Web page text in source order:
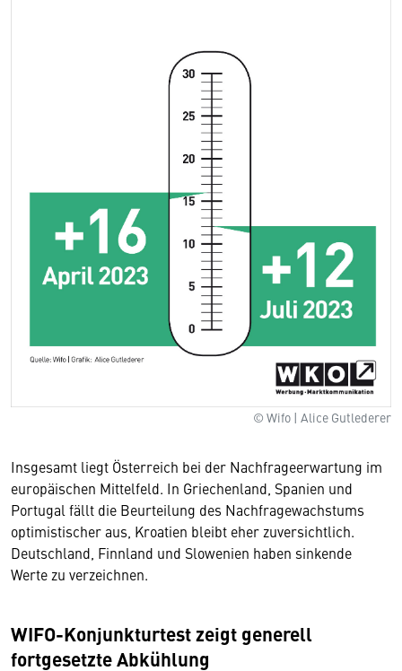
© Wifo | Alice Gutlederer
Insgesamt liegt Österreich bei der Nachfrageerwartung im
europäischen Mittelfeld. In Griechenland, Spanien und
Portugal fällt die Beurteilung des Nachfragewachstums
optimistischer aus, Kroatien bleibt eher zuversichtlich.
Deutschland, Finnland und Slowenien haben sinkende
Werte zu verzeichnen.
WIFO-Konjunkturtest zeigt generell
fortgesetzte Abkühlung